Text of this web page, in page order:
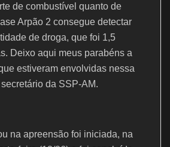
de combustível quanto de
Arpão 2 consegue detectar
de droga, que foi 1,5
Deixo aqui meus parabéns a
estiveram envolvidas nessa
da SSP-AM.
na apreensão foi iniciada, na